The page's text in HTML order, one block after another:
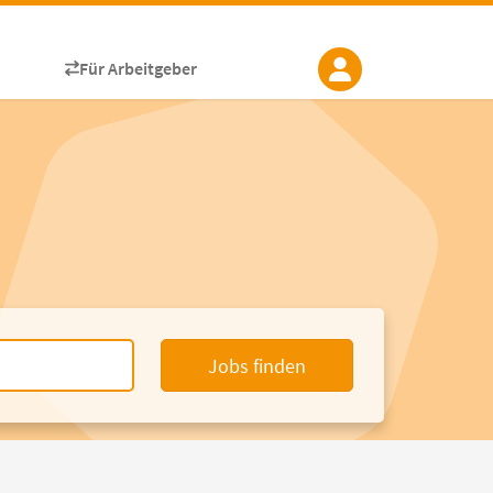
Für Arbeitgeber
Jobs finden